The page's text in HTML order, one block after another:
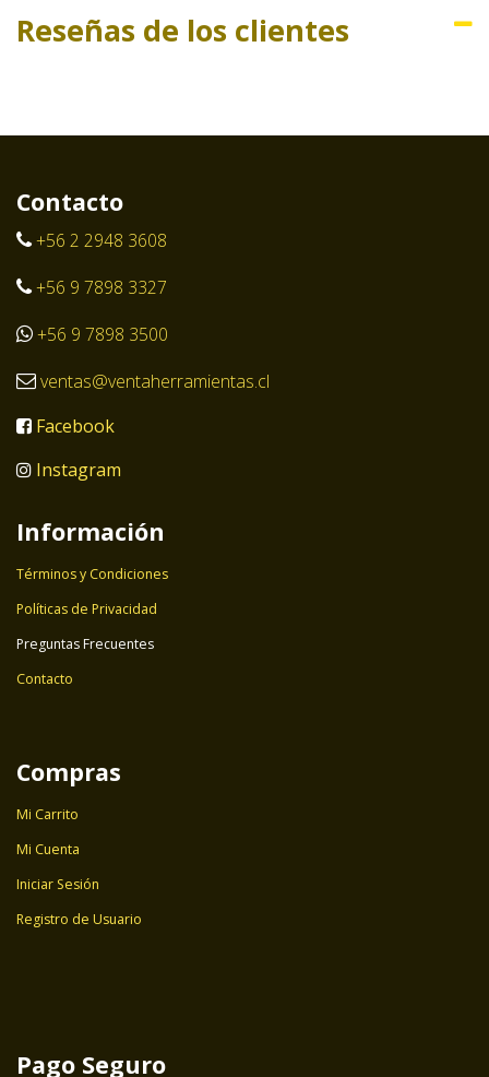
Reseñas de los clientes
Contacto
+56 2 2948 3608
+56 9 7898 3327
+56 9 7898 3500
ventas@ventaherramientas.cl
Facebook
Instagram
Información
Términos y Condiciones
Políticas de Privacidad
Preguntas Frecuentes
Contacto
Compras
Mi Carrito
Mi Cuenta
Iniciar Sesión
Registro de Usuario
Pago Seguro